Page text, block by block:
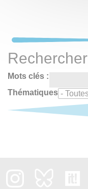
Rechercher
Mots clés :
Thématiques